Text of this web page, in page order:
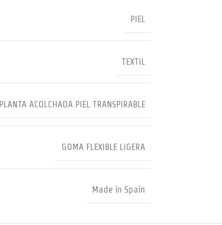
PIEL
TEXTIL
PLANTA ACOLCHADA PIEL TRANSPIRABLE
GOMA FLEXIBLE LIGERA
Made in Spain